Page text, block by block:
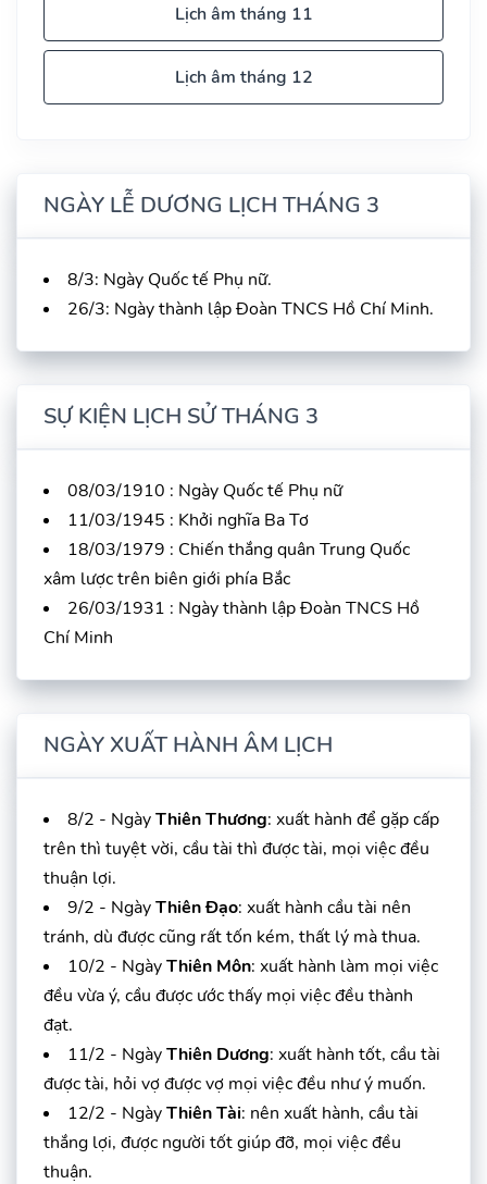
Lịch âm tháng 11
Lịch âm tháng 12
NGÀY LỄ DƯƠNG LỊCH THÁNG 3
8/3: Ngày Quốc tế Phụ nữ.
26/3: Ngày thành lập Đoàn TNCS Hồ Chí Minh.
SỰ KIỆN LỊCH SỬ THÁNG 3
08/03/1910 : Ngày Quốc tế Phụ nữ
11/03/1945 : Khởi nghĩa Ba Tơ
18/03/1979 : Chiến thắng quân Trung Quốc
xâm lược trên biên giới phía Bắc
26/03/1931 : Ngày thành lập Đoàn TNCS Hồ
Chí Minh
NGÀY XUẤT HÀNH ÂM LỊCH
8/2 - NgàyThiên Thương: xuất hành để gặp cấp
trên thì tuyệt vời, cầu tài thì được tài, mọi việc đều
thuận lợi.
9/2 - NgàyThiên Đạo: xuất hành cầu tài nên
tránh, dù được cũng rất tốn kém, thất lý mà thua.
10/2 - NgàyThiên Môn: xuất hành làm mọi việc
đều vừa ý, cầu được ước thấy mọi việc đều thành
đạt.
11/2 - NgàyThiên Dương: xuất hành tốt, cầu tài
được tài, hỏi vợ được vợ mọi việc đều như ý muốn.
12/2 - NgàyThiên Tài: nên xuất hành, cầu tài
thắng lợi, được người tốt giúp đỡ, mọi việc đều
thuận.